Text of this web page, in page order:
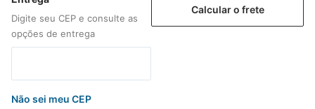
Não sei meu CEP
Calcular o frete